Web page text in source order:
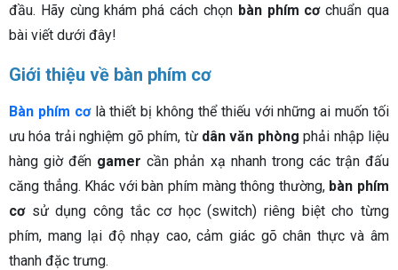
đầu. Hãy cùng khám phá cách chọn bàn phím cơchuẩn qua
bài viết dưới đây!
Giới thiệu về bàn phím cơ
Bàn phím cơlà thiết bị không thể thiếu với những ai muốn tối
ưu hóa trải nghiệm gõ phím, từ dân văn phòng phải nhập liệu
hàng giờ đến gamer cần phản xạ nhanh trong các trận đấu
căng thẳng. Khác với bàn phím màng thông thường, bàn phím
cơsử dụng công tắc cơ học (switch) riêng biệt cho từng
phím, mang lại độ nhạy cao, cảm giác gõ chân thực và âm
thanh đặc trưng.